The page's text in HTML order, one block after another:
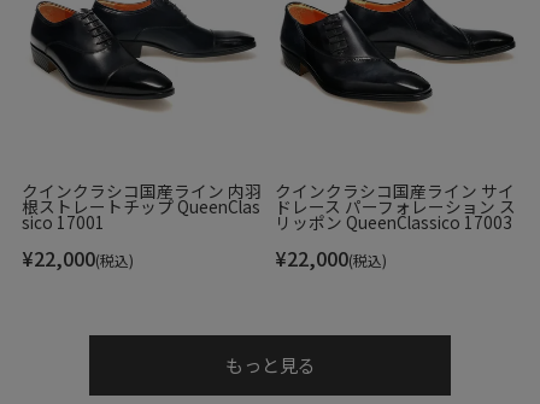
クインクラシコ国産ライン 内羽
根ストレートチップ QueenClas
sico 17001
¥22,000(税込)
クインクラシコ国産ライン サイ
ドレース パーフォレーション ス
リッポン QueenClassico 17003
¥22,000(税込)
もっと見る